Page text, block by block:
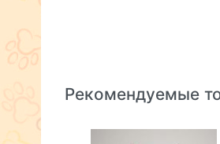
Рекомендуемые